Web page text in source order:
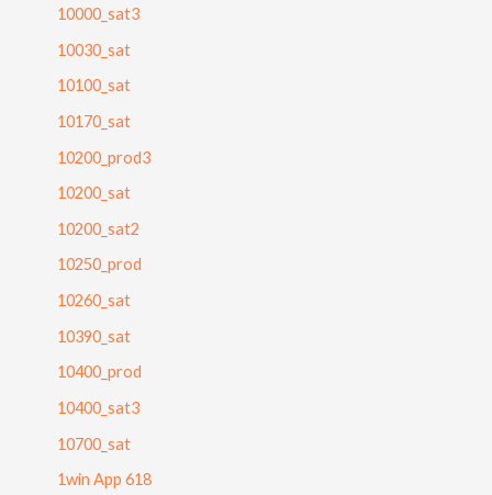
10000_sat3
10030_sat
10100_sat
10170_sat
10200_prod3
10200_sat
10200_sat2
10250_prod
10260_sat
10390_sat
10400_prod
10400_sat3
10700_sat
1win App 618